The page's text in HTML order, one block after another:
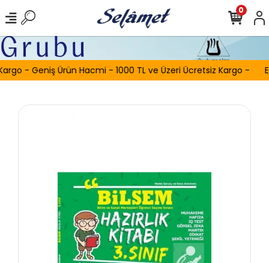
- Geniş Ürün Hacmi - 1000 TL ve Üzeri Ücretsiz Kargo -
0